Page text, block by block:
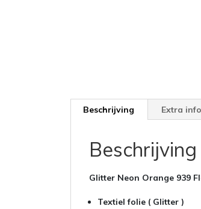
Beschrijving Extra
Beschrijving
Glitter Neon Orange 939
Textiel folie ( Glitter )